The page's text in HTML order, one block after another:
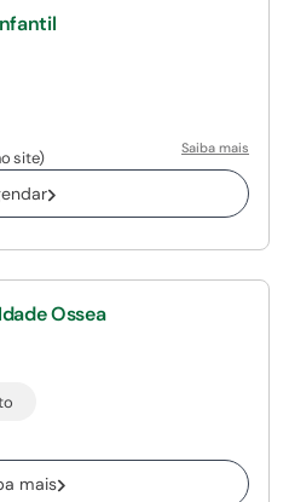
site) Saiba mais
Ossea
mais